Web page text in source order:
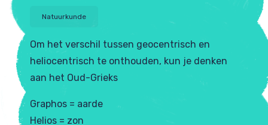
Natuurkunde
Om het verschil tussen geocentrisch en
heliocentrisch te onthouden, kun je denken
aan het Oud-Grieks
Graphos = aarde
Helios = zon